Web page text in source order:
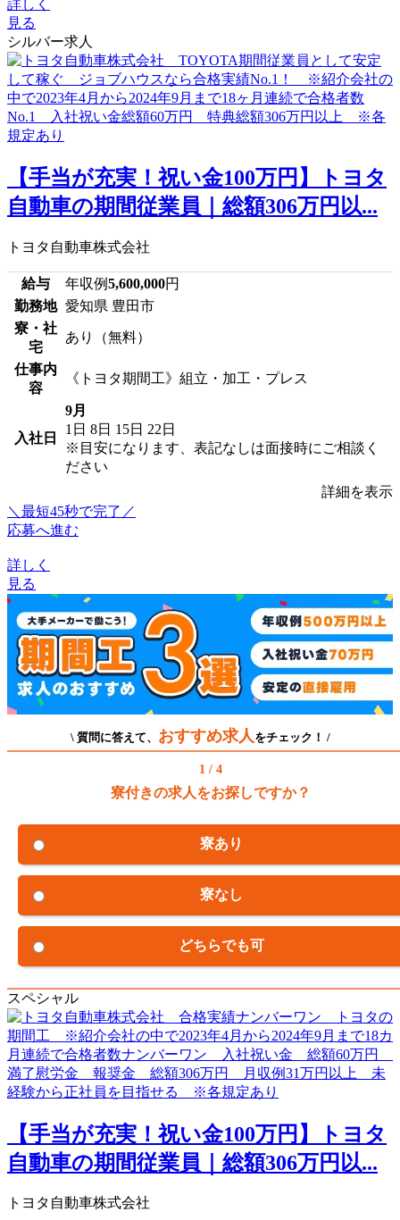
詳しく
見る
シルバー求人
【手当が充実！祝い金100万円】トヨタ
自動車の期間従業員｜総額306万円以...
トヨタ自動車株式会社
給与 年収例5,600,000円
勤務地 愛知県 豊田市
寮・社
宅
あり（無料）
仕事内
容
《トヨタ期間工》組立・加工・プレス
入社日
9月
1日 8日 15日 22日
※目安になります、表記なしは面接時にご相談く
ださい
詳細を表示
＼最短45秒で完了／
応募へ進む
詳しく
見る
\ 質問に答えて、 おすすめ求人 をチェック！ /
1 / 4
寮付きの求人をお探しですか？
寮あり
寮なし
どちらでも可
スペシャル
【手当が充実！祝い金100万円】トヨタ
自動車の期間従業員｜総額306万円以...
トヨタ自動車株式会社